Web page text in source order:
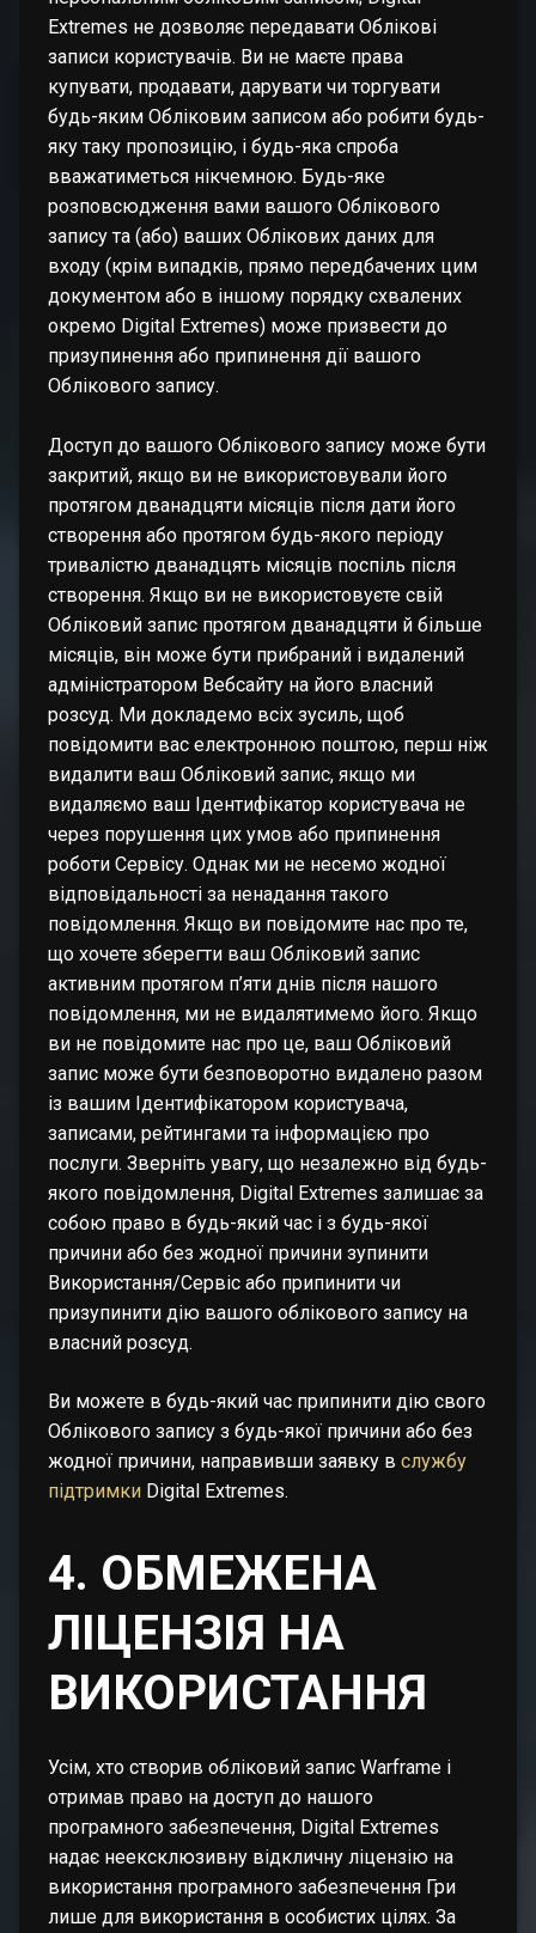
Extremes не дозволяє передавати Облікові
записи користувачів. Ви не маєте права
купувати, продавати, дарувати чи торгувати
будь-яким Обліковим записом або робити будь-
яку таку пропозицію, і будь-яка спроба
вважатиметься нікчемною. Будь-яке
розповсюдження вами вашого Облікового
запису та (або) ваших Облікових даних для
входу (крім випадків, прямо передбачених цим
документом або в іншому порядку схвалених
окремо Digital Extremes) може призвести до
призупинення або припинення дії вашого
Облікового запису.
Доступ до вашого Облікового запису може бути
закритий, якщо ви не використовували його
протягом дванадцяти місяців після дати його
створення або протягом будь-якого періоду
тривалістю дванадцять місяців поспіль після
створення. Якщо ви не використовуєте свій
Обліковий запис протягом дванадцяти й більше
місяців, він може бути прибраний і видалений
адміністратором Вебсайту на його власний
розсуд. Ми докладемо всіх зусиль, щоб
повідомити вас електронною поштою, перш ніж
видалити ваш Обліковий запис, якщо ми
видаляємо ваш Ідентифікатор користувача не
через порушення цих умов або припинення
роботи Сервісу. Однак ми не несемо жодної
відповідальності за ненадання такого
повідомлення. Якщо ви повідомите нас про те,
що хочете зберегти ваш Обліковий запис
активним протягом п’яти днів після нашого
повідомлення, ми не видалятимемо його. Якщо
ви не повідомите нас про це, ваш Обліковий
запис може бути безповоротно видалено разом
із вашим Ідентифікатором користувача,
записами, рейтингами та інформацією про
послуги. Зверніть увагу, що незалежно від будь-
якого повідомлення, Digital Extremes залишає за
собою право в будь-який час і з будь-якої
причини або без жодної причини зупинити
Використання/Сервіс або припинити чи
призупинити дію вашого облікового запису на
власний розсуд.
Ви можете в будь-який час припинити дію свого
Облікового запису з будь-якої причини або без
жодної причини, направивши заявку в службу
підтримки Digital Extremes.
4. ОБМЕЖЕНА
ЛІЦЕНЗІЯ НА
ВИКОРИСТАННЯ
Усім, хто створив обліковий запис Warframe і
отримав право на доступ до нашого
програмного забезпечення, Digital Extremes
надає неексклюзивну відкличну ліцензію на
використання програмного забезпечення Гри
лише для використання в особистих цілях. За